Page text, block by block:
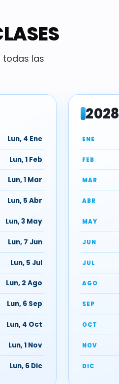
todas las
Lun, 4 Ene
Lun, 1 Feb
Lun, 1 Mar
Lun, 5 Abr
Lun, 3 May
Lun, 7 Jun
Lun, 5 Jul
Lun, 2 Ago
Lun, 6 Sep
Lun, 4 Oct
Lun, 1 Nov
Lun, 6 Dic
2028
ENE
FEB
MAR
ABR
MAY
JUN
JUL
AGO
SEP
OCT
NOV
DIC